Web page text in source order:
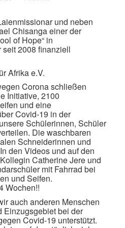
und neben
Chisanga einer der
of Hope“ in
2008 finanziell
Afrika e.V.
Corona schließen
Initiative, 2100
und eine
Covid-19 in der
Schülerinnen, Schüler
Die waschbaren
Schneiderinnen und
den Videos und auf den
Catherine Jere und
mit Fahrrad bei
und Seifen.
Wochen!!
auch anderen Menschen
Einzugsgebiet bei der
Covid-19 unterstützt.